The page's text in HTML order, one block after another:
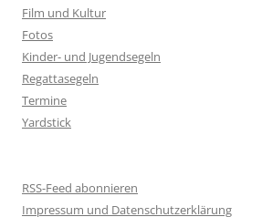
Film und Kultur
Fotos
Kinder- und Jugendsegeln
Regattasegeln
Termine
Yardstick
RSS-Feed abonnieren
Impressum und Datenschutzerklärung